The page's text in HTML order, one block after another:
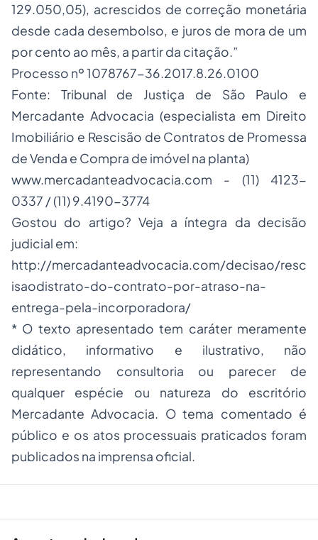
129.050,05), acrescidos de correção monetária
desde cada desembolso, e juros de mora de um
por cento ao mês, a partir da citação.”
Processo nº 1078767-36.2017.8.26.0100
Fonte: Tribunal de Justiça de São Paulo e
Mercadante Advocacia (especialista em Direito
Imobiliário e Rescisão de Contratos de Promessa
de Venda e Compra de imóvel na planta)
www.mercadanteadvocacia.com
- (11) 4123-
0337 / (11) 9.4190-3774
Gostou do artigo? Veja a íntegra da decisão
judicial em:
http://mercadanteadvocacia.com/decisao/resc
isaodistrato-do-contrato-por-atraso-na-
entrega-pela-incorporadora/
* O texto apresentado tem caráter meramente
didático, informativo e ilustrativo, não
representando consultoria ou parecer de
qualquer espécie ou natureza do escritório
Mercadante Advocacia. O tema comentado é
público e os atos processuais praticados foram
publicados na imprensa oficial.